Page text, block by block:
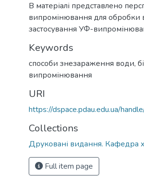
В матеріалі представлено
випромінювання для обробки
застосування УФ-
Keywords
способи знезараження води,
випромінювання
URI
https://dspace.pdau.edu.ua/
Collections
Друковані видання. Кафедра
Full item page